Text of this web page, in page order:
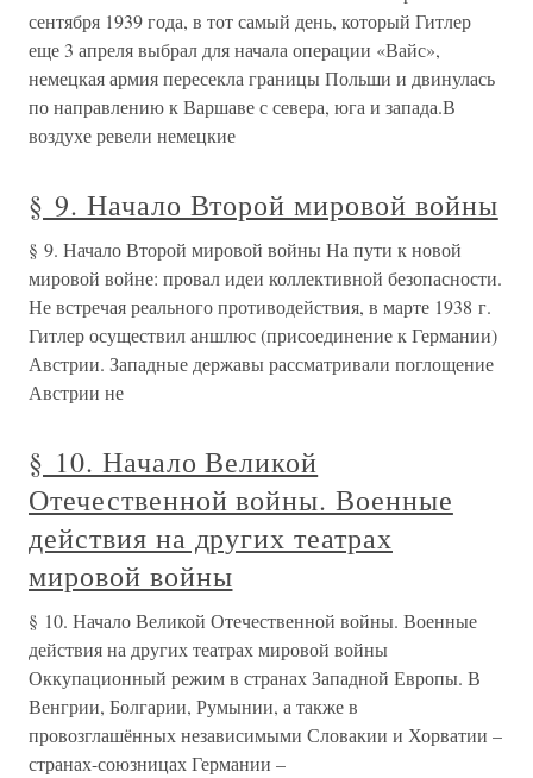
сентября 1939 года, в тот самый день, который Гитлер
еще 3 апреля выбрал для начала операции «Вайс»,
немецкая армия пересекла границы Польши и двинулась
по направлению к Варшаве с севера, юга и запада.В
воздухе ревели немецкие
§ 9. Начало Второй мировой войны
§ 9. Начало Второй мировой войны На пути к новой
мировой войне: провал идеи коллективной безопасности.
Не встречая реального противодействия, в марте 1938 г.
Гитлер осуществил аншлюс (присоединение к Германии)
Австрии. Западные державы рассматривали поглощение
Австрии не
§ 10. Начало Великой
Отечественной войны. Военные
действия на других театрах
мировой войны
§ 10. Начало Великой Отечественной войны. Военные
действия на других театрах мировой войны
Оккупационный режим в странах Западной Европы. В
Венгрии, Болгарии, Румынии, а также в
провозглашённых независимыми Словакии и Хорватии –
странах-союзницах Германии –